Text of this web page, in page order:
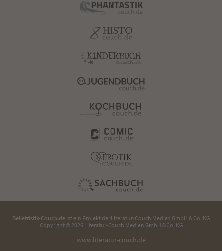
Belletristik-Couch.de ist ein Projekt der Literatur-Couch Medien GmbH & Co. KG
Copyright © 2026 Literatur-Couch Medien GmbH & Co. KG
www.literatur-couch.de